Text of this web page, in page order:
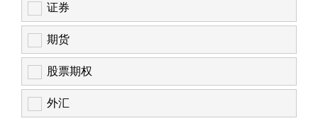
证券
期货
股票期权
外汇